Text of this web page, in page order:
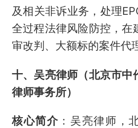
及相关非诉业务，处理
全过程法律风险防控，在
审改判、大额标的案件代
十、吴亮律师（北京市中
律师事务所）
核心简介 ：吴亮律师，